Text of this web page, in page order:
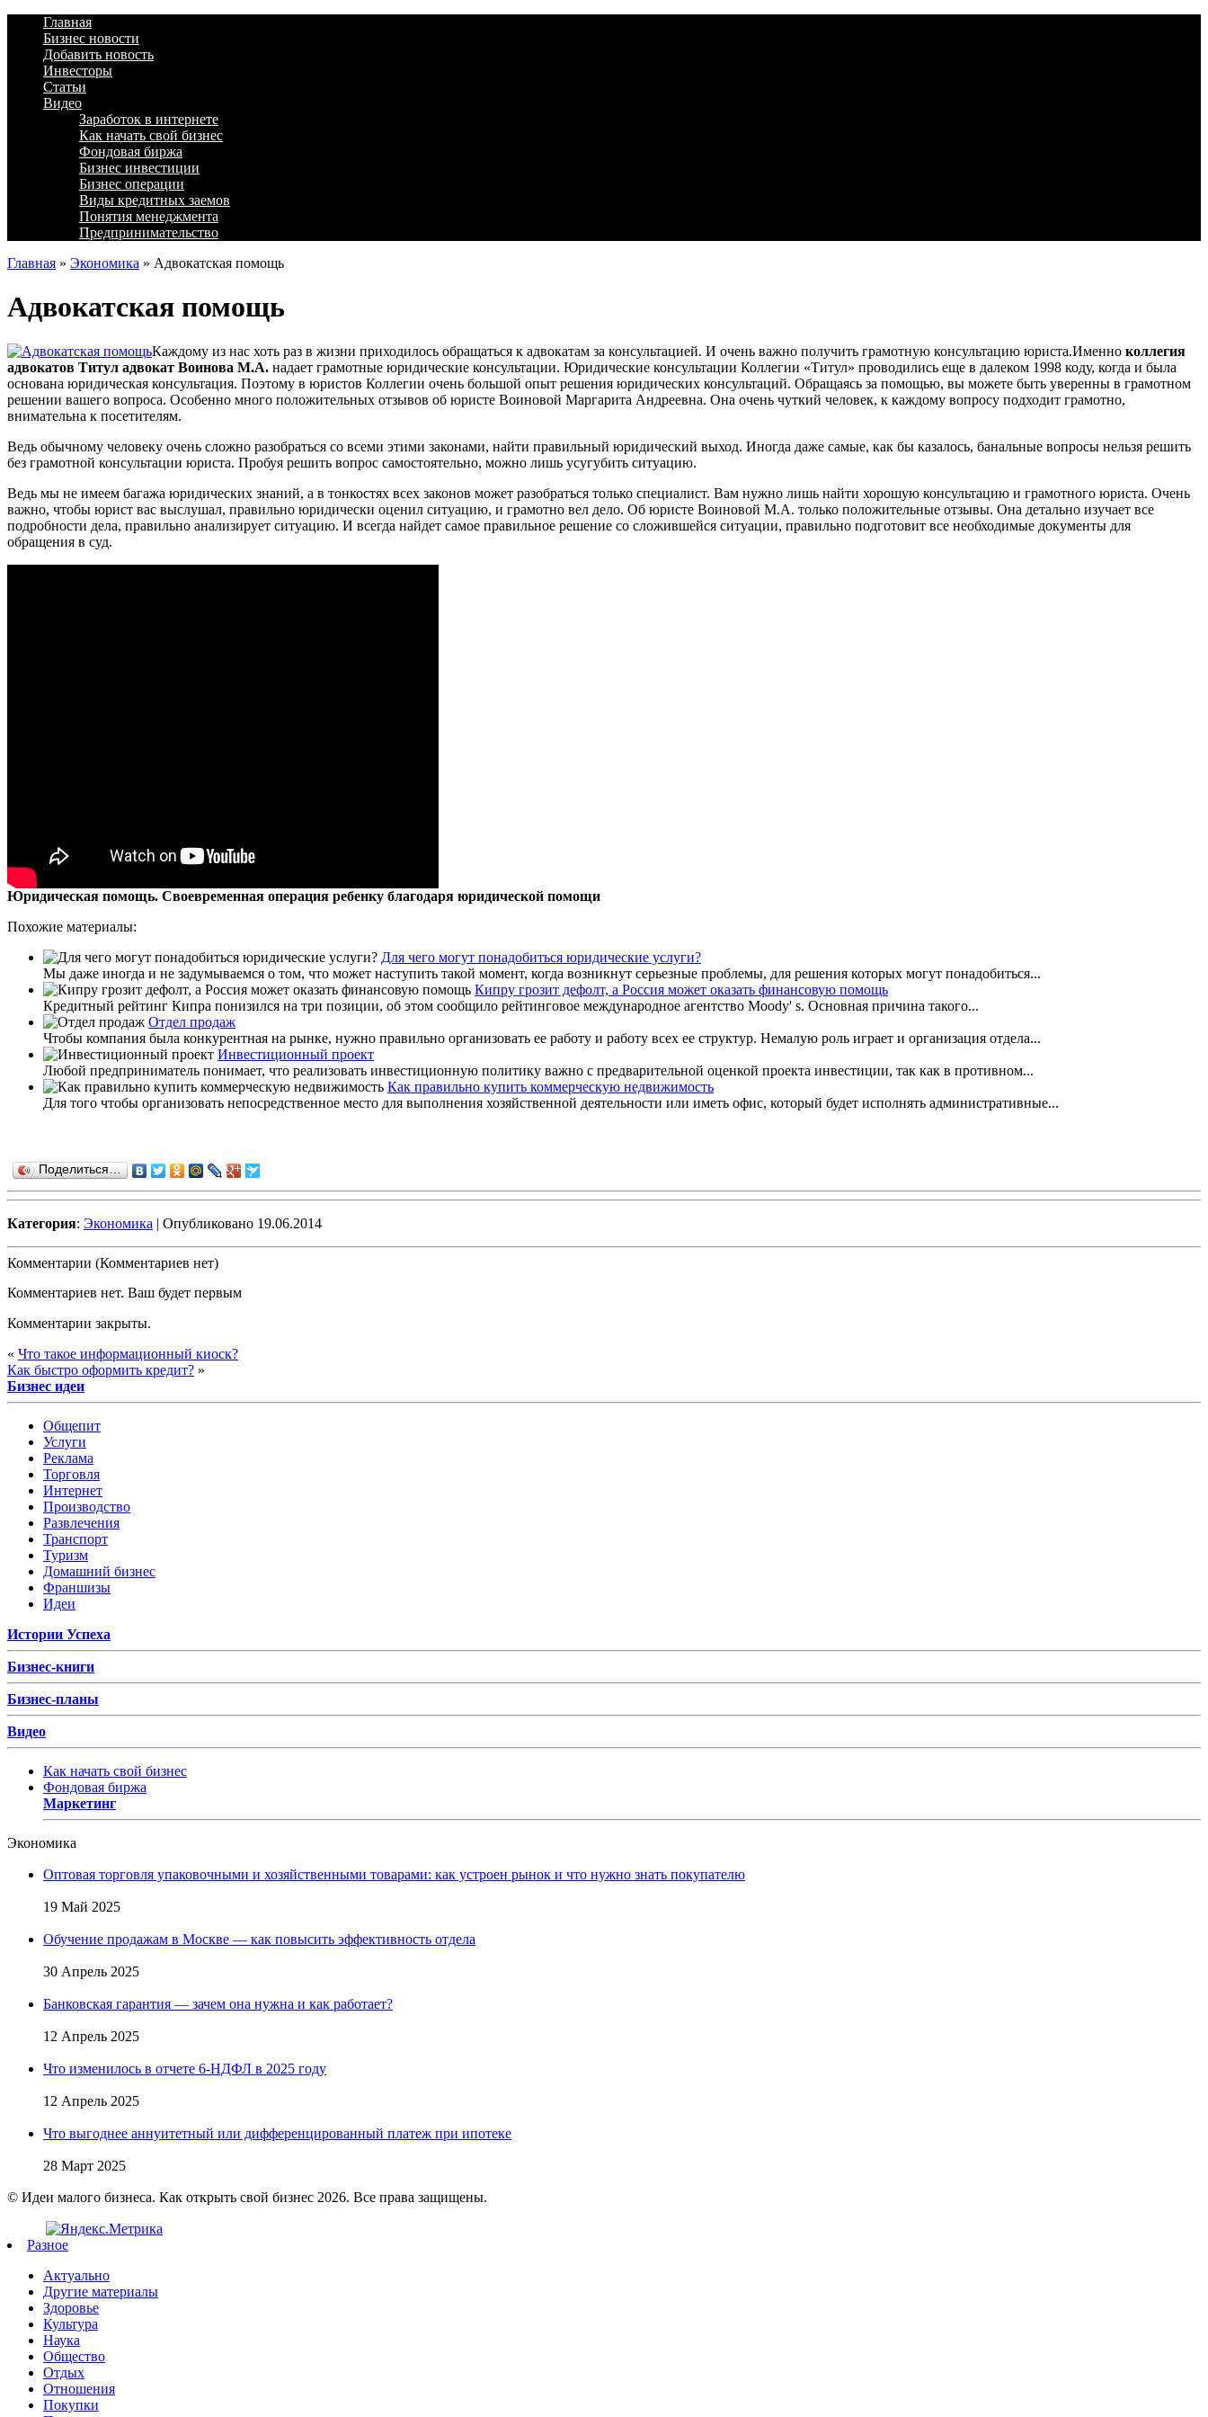
Главная
Бизнес новости
Добавить новость
Инвесторы
Статьи
Видео
Заработок в интернете
Как начать свой бизнес
Фондовая биржа
Бизнес инвестиции
Бизнес операции
Виды кредитных заемов
Понятия менеджмента
Предпринимательство
Главная » Экономика » Адвокатская помощь
Адвокатская помощь
Каждому из нас хоть раз в жизни приходилось обращаться к адвокатам за консультацией. И очень важно получить грамотную консультацию юриста.Именно коллегия
адвокатов Титул адвокат Воинова М.А. надает грамотные юридические консультации. Юридические консультации Коллегии «Титул» проводились еще в далеком 1998 коду, когда и была
основана юридическая консультация. Поэтому в юристов Коллегии очень большой опыт решения юридических консультаций. Обращаясь за помощью, вы можете быть уверенны в грамотном
решении вашего вопроса. Особенно много положительных отзывов об юристе Воиновой Маргарита Андреевна. Она очень чуткий человек, к каждому вопросу подходит грамотно,
внимательна к посетителям.
Ведь обычному человеку очень сложно разобраться со всеми этими законами, найти правильный юридический выход. Иногда даже самые, как бы казалось, банальные вопросы нельзя решить
без грамотной консультации юриста. Пробуя решить вопрос самостоятельно, можно лишь усугубить ситуацию.
Ведь мы не имеем багажа юридических знаний, а в тонкостях всех законов может разобраться только специалист. Вам нужно лишь найти хорошую консультацию и грамотного юриста. Очень
важно, чтобы юрист вас выслушал, правильно юридически оценил ситуацию, и грамотно вел дело. Об юристе Воиновой М.А. только положительные отзывы. Она детально изучает все
подробности дела, правильно анализирует ситуацию. И всегда найдет самое правильное решение со сложившейся ситуации, правильно подготовит все необходимые документы для
обращения в суд.
Юридическая помощь. Своевременная операция ребенку благодаря юридической помощи
Похожие материалы:
Для чего могут понадобиться юридические услуги?
Мы даже иногда и не задумываемся о том, что может наступить такой момент, когда возникнут серьезные проблемы, для решения которых могут понадобиться...
Кипру грозит дефолт, а Россия может оказать финансовую помощь
Кредитный рейтинг Кипра понизился на три позиции, об этом сообщило рейтинговое международное агентство Moody' s. Основная причина такого...
Отдел продаж
Чтобы компания была конкурентная на рынке, нужно правильно организовать ее работу и работу всех ее структур. Немалую роль играет и организация отдела...
Инвестиционный проект
Любой предприниматель понимает, что реализовать инвестиционную политику важно с предварительной оценкой проекта инвестиции, так как в противном...
Как правильно купить коммерческую недвижимость
Для того чтобы организовать непосредственное место для выполнения хозяйственной деятельности или иметь офис, который будет исполнять административные...
Поделиться…
Категория: Экономика | Опубликовано 19.06.2014
Комментарии (Комментариев нет)
Комментариев нет. Ваш будет первым
Комментарии закрыты.
« Что такое информационный киоск?
Как быстро оформить кредит? »
Бизнес идеи
Общепит
Услуги
Реклама
Торговля
Интернет
Производство
Развлечения
Транспорт
Туризм
Домашний бизнес
Франшизы
Идеи
Истории Успеха
Бизнес-книги
Бизнес-планы
Видео
Как начать свой бизнес
Фондовая биржа
Маркетинг
Экономика
Оптовая торговля упаковочными и хозяйственными товарами: как устроен рынок и что нужно знать покупателю
19 Май 2025
Обучение продажам в Москве — как повысить эффективность отдела
30 Апрель 2025
Банковская гарантия — зачем она нужна и как работает?
12 Апрель 2025
Что изменилось в отчете 6-НДФЛ в 2025 году
12 Апрель 2025
Что выгоднее аннуитетный или дифференцированный платеж при ипотеке
28 Март 2025
© Идеи малого бизнеса. Как открыть свой бизнес 2026. Все права защищены.
Разное
Актуально
Другие материалы
Здоровье
Культура
Наука
Общество
Отдых
Отношения
Покупки